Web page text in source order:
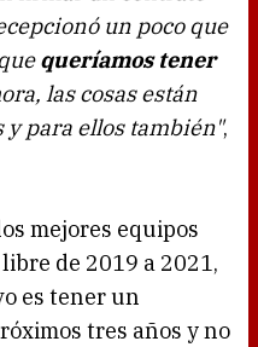
un poco que
queríamos tener
las cosas están
para ellos también",
mejores equipos
de 2019 a 2021,
es tener un
tres años y no